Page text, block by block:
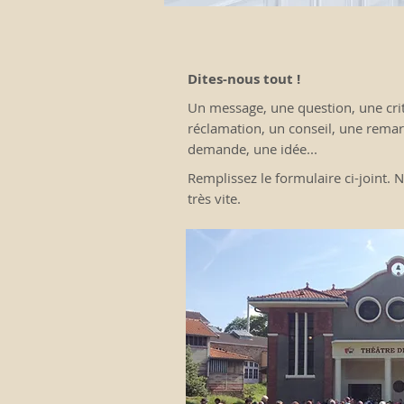
Dites-nous tout !
Un message, une question, une
réclamation, un conseil, une
demande, une idée...
Remplissez le formulaire ci-joint.
très vite.